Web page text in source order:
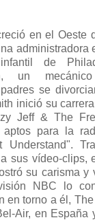
en el Oeste
administradora
de
un
se
inició su
Jeff & The
aptos para la
Understand".
sus vídeo-clips,
su carisma y
NBC lo
en torno a él,
Air, en España